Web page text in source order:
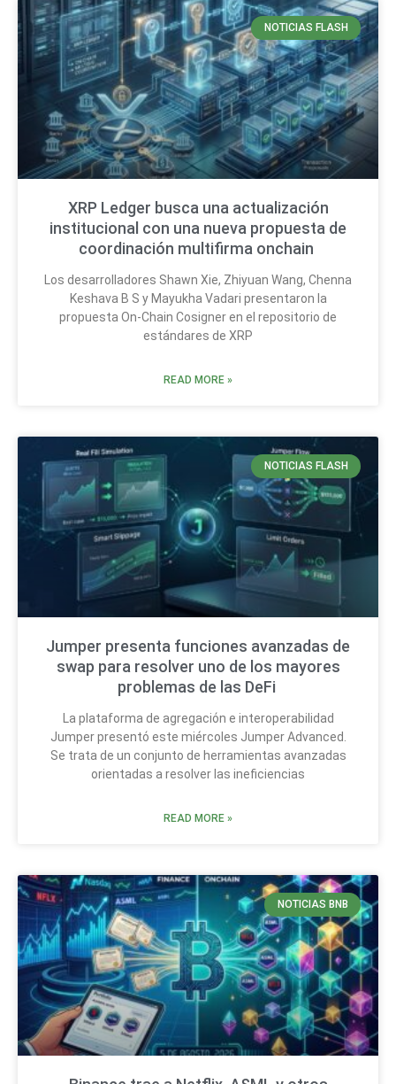
NOTICIAS FLASH
XRP Ledger busca una actualización
institucional con una nueva propuesta de
coordinación multifirma onchain
Los desarrolladores Shawn Xie, Zhiyuan Wang, Chenna
Keshava B S y Mayukha Vadari presentaron la
propuesta On-Chain Cosigner en el repositorio de
estándares de XRP
READ MORE »
NOTICIAS FLASH
Jumper presenta funciones avanzadas de
swap para resolver uno de los mayores
problemas de las DeFi
La plataforma de agregación e interoperabilidad
Jumper presentó este miércoles Jumper Advanced.
Se trata de un conjunto de herramientas avanzadas
orientadas a resolver las ineficiencias
READ MORE »
NOTICIAS BNB